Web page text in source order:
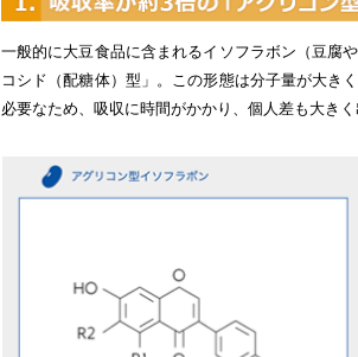
一般的に大豆食品に含まれるイソフラボン（豆腐
コシド（配糖体）型」。この形態は分子量が大き
必要なため、吸収に時間がかかり、個人差も大きく